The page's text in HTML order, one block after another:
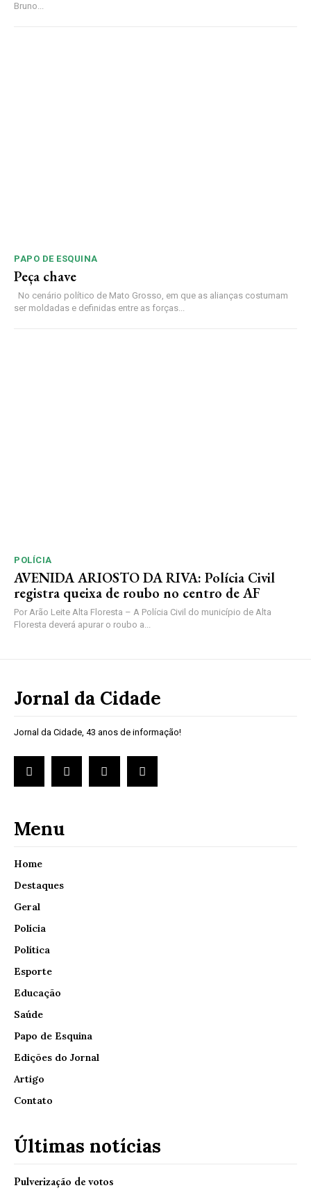
Bruno...
PAPO DE ESQUINA
Peça chave
No cenário político de Mato Grosso, em que as alianças costumam
ser moldadas e definidas entre as forças...
POLÍCIA
AVENIDA ARIOSTO DA RIVA: Polícia Civil
registra queixa de roubo no centro de AF
Por Arão Leite Alta Floresta – A Polícia Civil do município de Alta
Floresta deverá apurar o roubo a...
Jornal da Cidade
Jornal da Cidade, 43 anos de informação!
Menu
Home
Destaques
Geral
Polícia
Política
Esporte
Educação
Saúde
Papo de Esquina
Edições do Jornal
Artigo
Contato
Últimas notícias
Pulverização de votos